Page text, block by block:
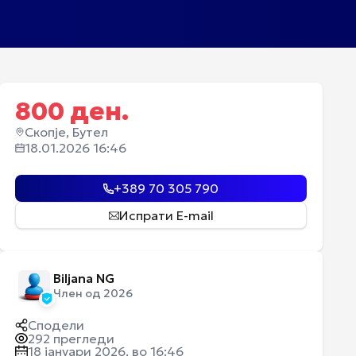
800 ден.
Скопје, Бутел
18.01.2026 16:46
+389 70 305 790
Испрати E-mail
Biljana NG
Член од 2026
Сподели
292 прегледи
18 јануари 2026, во 16:46